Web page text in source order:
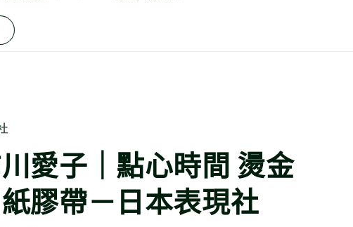
愛子｜點心時間 燙金
膠帶－日本表現社